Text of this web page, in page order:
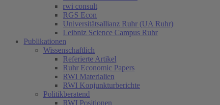
rwi consult
RGS Econ
Universitätsallianz Ruhr (UA Ruhr)
Leibniz Science Campus Ruhr
Publikationen
Wissenschaftlich
Referierte Artikel
Ruhr Economic Papers
RWI Materialien
RWI Konjunkturberichte
Politikberatend
RWI Positionen